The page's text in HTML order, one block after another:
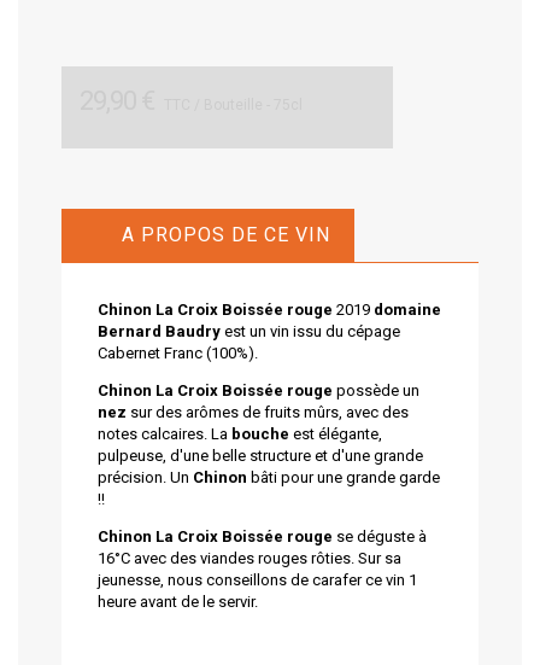
A PROPOS DE CE VIN
Chinon La Croix Boissée rouge 2019 domaine
Bernard Baudryest un vin issu du cépage
Cabernet Franc (100%).
Chinon La Croix Boissée rouge possède un
nez sur des arômes de fruits mûrs, avec des
notes calcaires. La bouche est élégante,
pulpeuse, d'une belle structure et d'une grande
précision. Un Chinon bâti pour une grande garde
!!
Chinon La Croix Boissée rouge se déguste à
16°C avec des viandes rouges rôties. Sur sa
jeunesse, nous conseillons de carafer ce vin 1
heure avant de le servir.